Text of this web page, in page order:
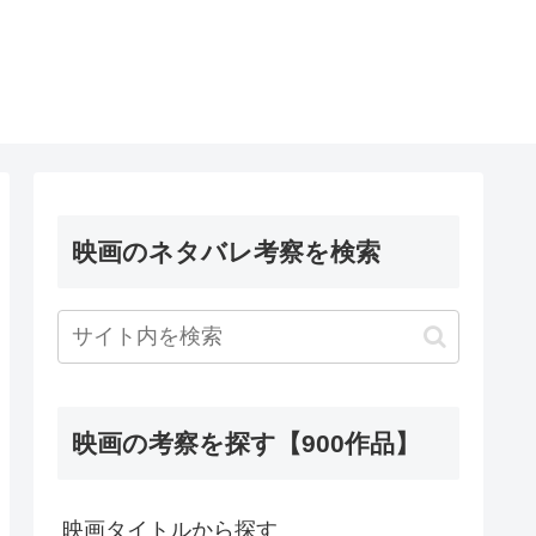
映画のネタバレ考察を検索
映画の考察を探す【900作品】
映画タイトルから探す